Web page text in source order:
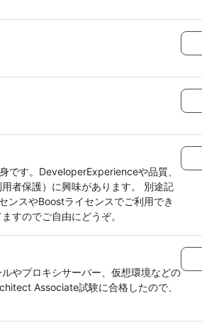
す。DeveloperExperienceや品質、
者保護）に興味があります。 別途記
ンスやBoostライセンスでご利用でき
すのでご自由にどうぞ。
やプロキシサーバー、仮想環境などの
Associate試験に合格したので、